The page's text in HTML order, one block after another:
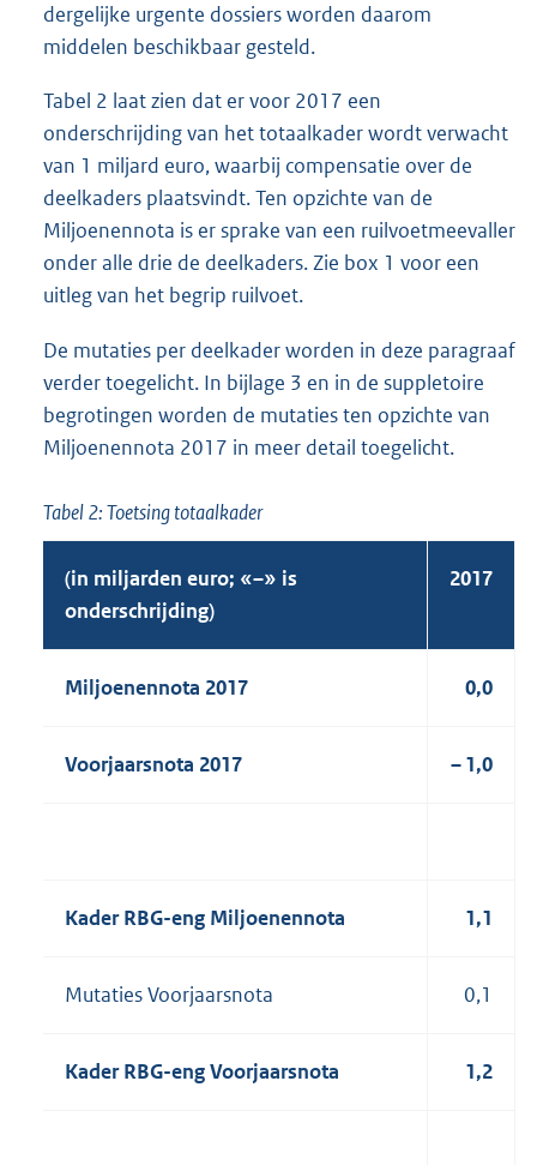
dergelijke urgente dossiers worden daarom
middelen beschikbaar gesteld.
Tabel 2 laat zien dat er voor 2017 een
onderschrijding van het totaalkader wordt verwacht
van 1 miljard euro, waarbij compensatie over de
deelkaders plaatsvindt. Ten opzichte van de
Miljoenennota is er sprake van een ruilvoetmeevaller
onder alle drie de deelkaders. Zie box 1 voor een
uitleg van het begrip ruilvoet.
De mutaties per deelkader worden in deze paragraaf
verder toegelicht. In bijlage 3 en in de suppletoire
begrotingen worden de mutaties ten opzichte van
Miljoenennota 2017 in meer detail toegelicht.
Tabel 2: Toetsing totaalkader
(in miljarden euro; «–» is
onderschrijding)
2017
Miljoenennota 2017 0,0
Voorjaarsnota 2017 – 1,0
Kader RBG-eng Miljoenennota 1,1
Mutaties Voorjaarsnota 0,1
Kader RBG-eng Voorjaarsnota 1,2